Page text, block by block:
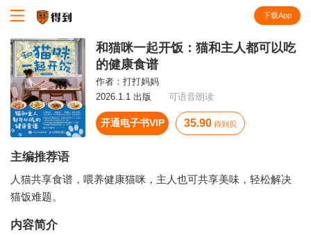
下载App
和猫咪一起开饭：猫和主人都可以吃
的健康食谱
作者： 打打妈妈
2026.1.1 出版
可语音朗读
开通电子书VIP 35.90 得到贝
主编推荐语
人猫共享食谱，喂养健康猫咪，主人也可共享美味，轻松解决
猫饭难题。
内容简介